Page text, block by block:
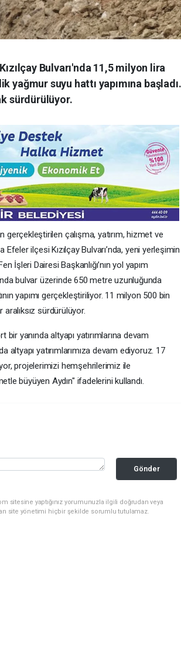
Bulvarı'nda 11,5 milyon lira
suyu hattı yapımına başladı.
sürdürülüyor.
gerçekleştirilen çalışma, yatırım, hizmet ve
ilçesi Kızılçay Bulvarı’nda, yeni yerleşimin
İşleri Dairesi Başkanlığı’nın yol yapım
bulvar üzerinde 650 metre uzunluğunda
yapımı gerçekleştiriliyor. 11 milyon 500 bin
sürdürülüyor.
bir yanında altyapı yatırımlarına devam
yatırımlarımıza devam ediyoruz. 17
projelerimizi hemşehrilerimiz ile
büyüyen Aydın" ifadelerini kullandı.
Gönder
sitesine yaptığınız yorumunuzla ilgili doğrudan veya
site yönetimi hiçbir şekilde sorumlu tutulamaz.